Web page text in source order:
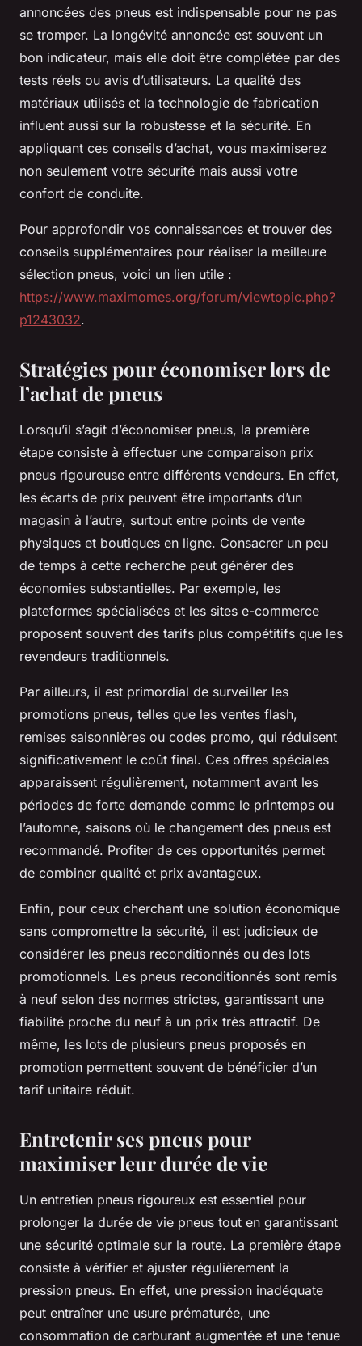
annoncées des pneus est indispensable pour ne pas
se tromper. La longévité annoncée est souvent un
bon indicateur, mais elle doit être complétée par des
tests réels ou avis d’utilisateurs. La qualité des
matériaux utilisés et la technologie de fabrication
influent aussi sur la robustesse et la sécurité. En
appliquant ces conseils d’achat, vous maximiserez
non seulement votre sécurité mais aussi votre
confort de conduite.
Pour approfondir vos connaissances et trouver des
conseils supplémentaires pour réaliser la meilleure
sélection pneus, voici un lien utile :
https://www.maximomes.org/forum/viewtopic.php?
p1243032.
Stratégies pour économiser lors de
l’achat de pneus
Lorsqu’il s’agit d’économiser pneus, la première
étape consiste à effectuer une comparaison prix
pneus rigoureuse entre différents vendeurs. En effet,
les écarts de prix peuvent être importants d’un
magasin à l’autre, surtout entre points de vente
physiques et boutiques en ligne. Consacrer un peu
de temps à cette recherche peut générer des
économies substantielles. Par exemple, les
plateformes spécialisées et les sites e-commerce
proposent souvent des tarifs plus compétitifs que les
revendeurs traditionnels.
Par ailleurs, il est primordial de surveiller les
promotions pneus, telles que les ventes flash,
remises saisonnières ou codes promo, qui réduisent
significativement le coût final. Ces offres spéciales
apparaissent régulièrement, notamment avant les
périodes de forte demande comme le printemps ou
l’automne, saisons où le changement des pneus est
recommandé. Profiter de ces opportunités permet
de combiner qualité et prix avantageux.
Enfin, pour ceux cherchant une solution économique
sans compromettre la sécurité, il est judicieux de
considérer les pneus reconditionnés ou des lots
promotionnels. Les pneus reconditionnés sont remis
à neuf selon des normes strictes, garantissant une
fiabilité proche du neuf à un prix très attractif. De
même, les lots de plusieurs pneus proposés en
promotion permettent souvent de bénéficier d’un
tarif unitaire réduit.
Entretenir ses pneus pour
maximiser leur durée de vie
Un entretien pneus rigoureux est essentiel pour
prolonger la durée de vie pneus tout en garantissant
une sécurité optimale sur la route. La première étape
consiste à vérifier et ajuster régulièrement la
pression pneus. En effet, une pression inadéquate
peut entraîner une usure prématurée, une
consommation de carburant augmentée et une tenue